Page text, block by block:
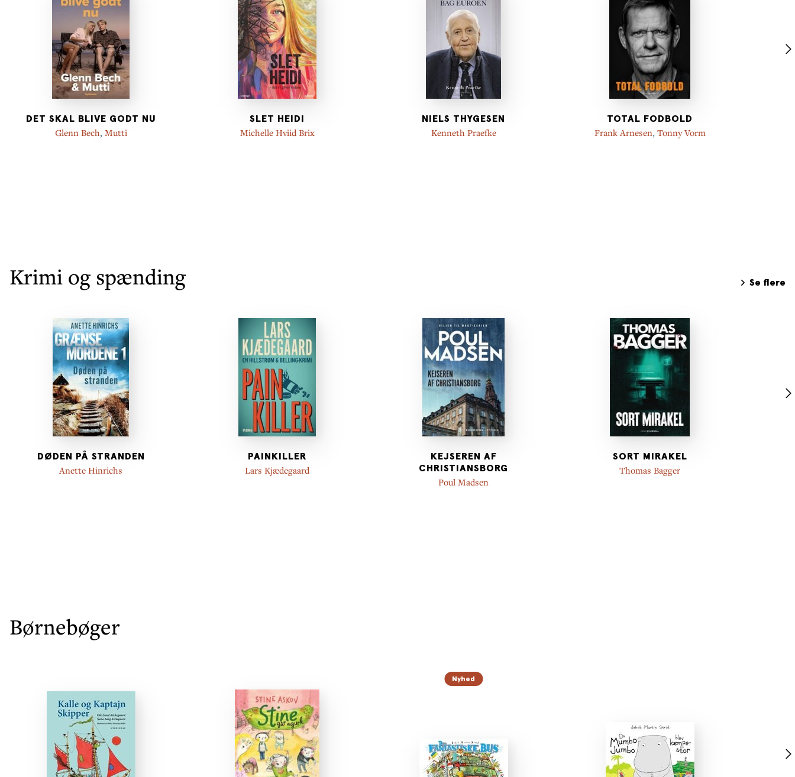
DET SKAL BLIVE GODT NU
Glenn Bech, Mutti
SLET HEIDI
Michelle Hviid Brix
NIELS THYGESEN
Kenneth Praefke
TOTAL FODBOLD
Frank Arnesen, Tonny Vorm
Krimi og spænding Se flere
DØDEN PÅ STRANDEN
Anette Hinrichs
PAINKILLER
Lars Kjædegaard
KEJSEREN AF
CHRISTIANSBORG
Poul Madsen
SORT MIRAKEL
Thomas Bagger
Børnebøger
Nyhed